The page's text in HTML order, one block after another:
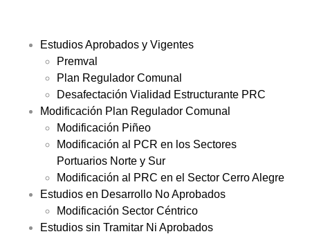
Estudios Aprobados y Vigentes
Premval
Plan Regulador Comunal
Desafectación Vialidad Estructurante PRC
Modificación Plan Regulador Comunal
Modificación Piñeo
Modificación al PCR en los Sectores
Portuarios Norte y Sur
Modificación al PRC en el Sector Cerro Alegre
Estudios en Desarrollo No Aprobados
Modificación Sector Céntrico
Estudios sin Tramitar Ni Aprobados